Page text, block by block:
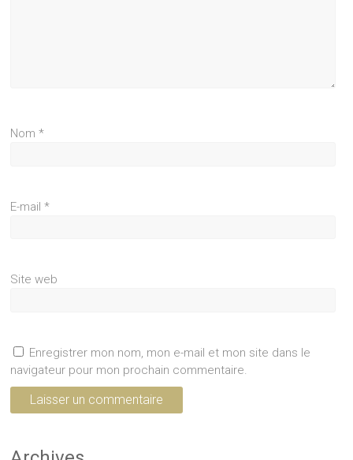
Nom*
E-mail*
Site web
Enregistrer mon nom, mon e-mail et mon site dans le
navigateur pour mon prochain commentaire.